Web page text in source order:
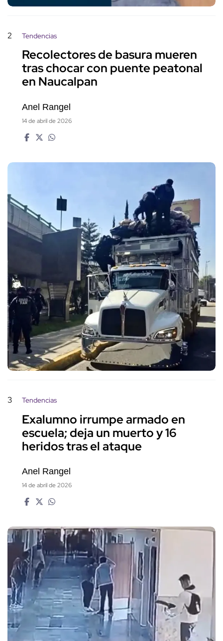
2 Tendencias
Recolectores de basura mueren
tras chocar con puente peatonal
en Naucalpan
Anel Rangel
14 de abril de 2026
3 Tendencias
Exalumno irrumpe armado en
escuela; deja un muerto y 16
heridos tras el ataque
Anel Rangel
14 de abril de 2026